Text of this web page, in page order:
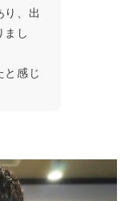
り、出
まし
と感じ